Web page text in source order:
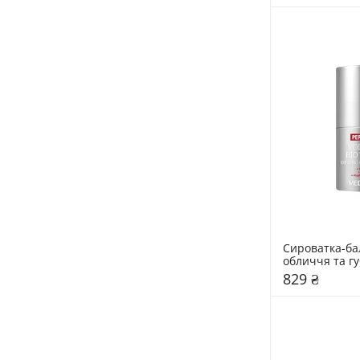
Сироватка-
обличчя та
комплексом
829 ₴